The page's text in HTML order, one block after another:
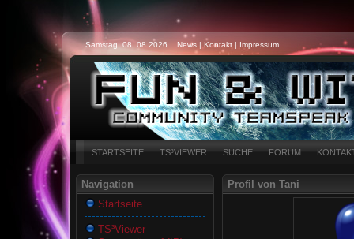
Samstag, 08. 08 2026 News | Kontakt | Impressum
STARTSEITE TS³VIEWER SUCHE FORUM
Navigation
Startseite
TS³Viewer
Profil von Tani